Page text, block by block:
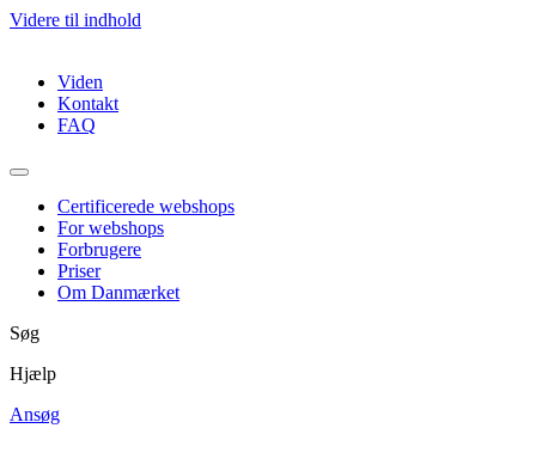
Videre til indhold
Viden
Kontakt
FAQ
Certificerede webshops
For webshops
Forbrugere
Priser
Om Danmærket
Søg
Hjælp
Ansøg